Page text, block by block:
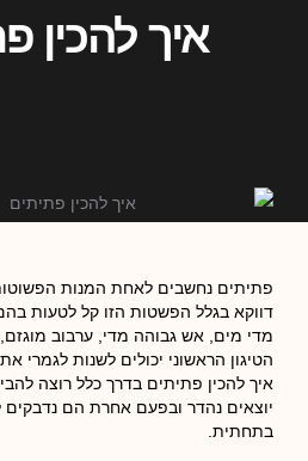
איך להכין
פתיתים נחשבים לאחת המנות
דווקא בגלל הפשטות הזו קל לטעות
מדי מים, אש גבוהה מדי, ערבוב מוגזם,
הטיגון הראשוני יכולים לשנות
איך להכין פתיתים בדרך כלל רוצה
יוצאים נהדר ובפעם אחרת הם נדבקים
בתחתית.